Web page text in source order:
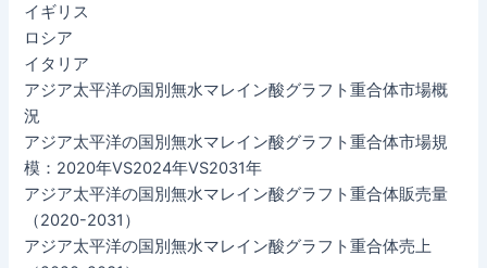
イギリス
ロシア
イタリア
アジア太平洋の国別無水マレイン酸グラフト重合体市場概
況
アジア太平洋の国別無水マレイン酸グラフト重合体市場規
模：2020年VS2024年VS2031年
アジア太平洋の国別無水マレイン酸グラフト重合体販売量
（2020-2031）
アジア太平洋の国別無水マレイン酸グラフト重合体売上